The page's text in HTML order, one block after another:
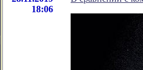
18:06